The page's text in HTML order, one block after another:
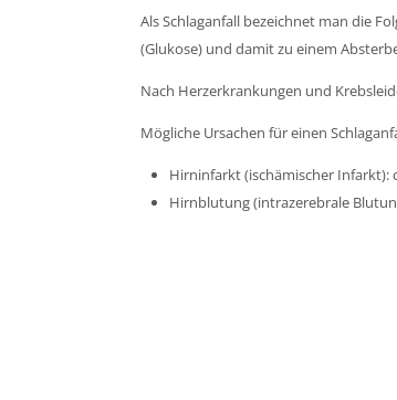
Als Schlaganfall bezeichnet man die
(Glukose) und damit zu einem
Nach Herzerkrankungen und
Mögliche Ursachen für einen
Hirninfarkt (ischämischer Infarkt):
Hirnblutung (intrazerebrale